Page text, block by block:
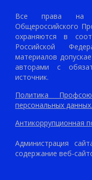
Все права на
Общероссийского
охраняются в
Российской
материалов
авторами с
источник.
Политика
персональных данных.
Антикоррупционная
Администрация
содержание веб-